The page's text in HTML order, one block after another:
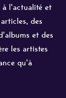
à l'actualité et
des
et des
les artistes
qu'à